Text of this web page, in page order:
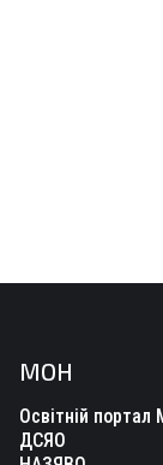
МОН
Освітній
ДСЯО